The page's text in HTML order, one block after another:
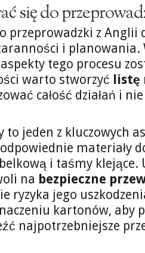
się do
przeprowadzki z Anglii
i planowania.
tego procesu
warto stworzyć listę
całość działań i
to jeden z kluczowych
materiały
i taśmy klejące.
na bezpieczne
ryzyka jego
kartonów, aby
najpotrzebniejsze